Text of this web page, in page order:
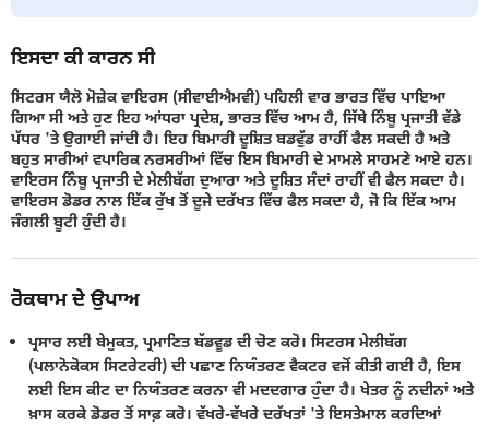
ਇਸਦਾ ਕੀ ਕਾਰਨ ਸੀ
ਸਿਟਰਸ ਯੈਲੋ ਮੋਜ਼ੇਕ ਵਾਇਰਸ (ਸੀਵਾਈਐਮਵੀ) ਪਹਿਲੀ ਵਾਰ ਭਾਰਤ ਵਿੱਚ ਪਾਇਆ
ਗਿਆ ਸੀ ਅਤੇ ਹੁਣ ਇਹ ਆਂਧਰਾ ਪ੍ਰਦੇਸ਼, ਭਾਰਤ ਵਿੱਚ ਆਮ ਹੈ, ਜਿੱਥੇ ਨਿੰਬੂ ਪ੍ਰਜਾਤੀ ਵੱਡੇ
ਪੱਧਰ 'ਤੇ ਉਗਾਈ ਜਾਂਦੀ ਹੈ। ਇਹ ਬਿਮਾਰੀ ਦੂਸ਼ਿਤ ਬਡਵੁੱਡ ਰਾਹੀਂ ਫੈਲ ਸਕਦੀ ਹੈ ਅਤੇ
ਬਹੁਤ ਸਾਰੀਆਂ ਵਪਾਰਿਕ ਨਰਸਰੀਆਂ ਵਿੱਚ ਇਸ ਬਿਮਾਰੀ ਦੇ ਮਾਮਲੇ ਸਾਹਮਣੇ ਆਏ ਹਨ।
ਵਾਇਰਸ ਨਿੰਬੂ ਪ੍ਰਜਾਤੀ ਦੇ ਮੇਲੀਬੱਗ ਦੁਆਰਾ ਅਤੇ ਦੂਸ਼ਿਤ ਸੰਦਾਂ ਰਾਹੀਂ ਵੀ ਫੈਲ ਸਕਦਾ ਹੈ।
ਵਾਇਰਸ ਡੋਡਰ ਨਾਲ ਇੱਕ ਰੁੱਖ ਤੋਂ ਦੂਜੇ ਦਰੱਖਤ ਵਿੱਚ ਫੈਲ ਸਕਦਾ ਹੈ, ਜੋ ਕਿ ਇੱਕ ਆਮ
ਜੰਗਲੀ ਬੂਟੀ ਹੁੰਦੀ ਹੈ।
ਰੋਕਥਾਮ ਦੇ ਉਪਾਅ
ਪ੍ਰਸਾਰ ਲਈ ਬੇਮੁਕਤ, ਪ੍ਰਮਾਣਿਤ ਬੱਡਵੂਡ ਦੀ ਚੋਣ ਕਰੋ। ਸਿਟਰਸ ਮੇਲੀਬੱਗ
(ਪਲਾਨੋਕੋਕਸ ਸਿਟਰੇਟਰੀ) ਦੀ ਪਛਾਣ ਨਿਯੰਤਰਣ ਵੈਕਟਰ ਵਜੋਂ ਕੀਤੀ ਗਈ ਹੈ, ਇਸ
ਲਈ ਇਸ ਕੀਟ ਦਾ ਨਿਯੰਤਰਣ ਕਰਨਾ ਵੀ ਮਦਦਗਾਰ ਹੁੰਦਾ ਹੈ। ਖੇਤਰ ਨੂੰ ਨਦੀਨਾਂ ਅਤੇ
ਖ਼ਾਸ ਕਰਕੇ ਡੋਡਰ ਤੋਂ ਸਾਫ਼ ਕਰੋ। ਵੱਖਰੇ-ਵੱਖਰੇ ਦਰੱਖਤਾਂ 'ਤੇ ਇਸਤੇਮਾਲ ਕਰਦਿਆਂ